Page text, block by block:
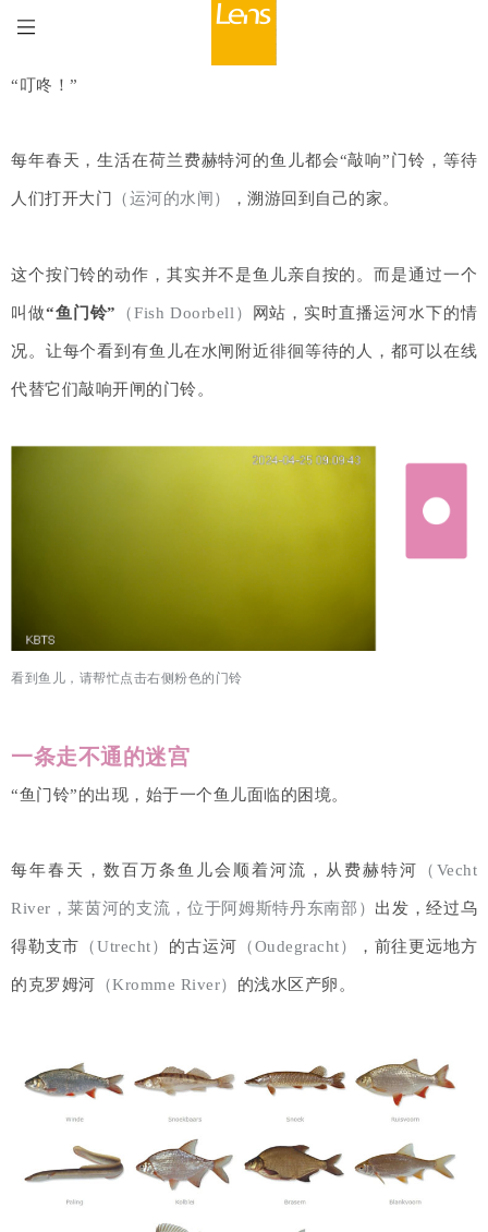
“叮咚！”
每年春天，生活在荷兰费赫特河的鱼儿都会“敲响”门铃，等待
人们打开大门 （运河的水闸） ，溯游回到自己的家。
这个按门铃的动作，其实并不是鱼儿亲自按的。而是通过一个
叫做“鱼门铃” （Fish Doorbell） 网站，实时直播运河水下的情
况。让每个看到有鱼儿在水闸附近徘徊等待的人，都可以在线
代替它们敲响开闸的门铃。
看到鱼儿，请帮忙点击右侧粉色的门铃
一条走不通的迷宫
“鱼门铃”的出现，始于一个鱼儿面临的困境。
每年春天，数百万条鱼儿会 顺着河流，从费赫特河 （Vecht
River，莱茵河的支流，位于阿姆斯特丹东南部） 出发，经过乌
得勒支市 （Utrecht） 的古运河 （Oudegracht） ，前往更远地方
的克罗姆河 （Kromme River） 的浅水区 产卵。